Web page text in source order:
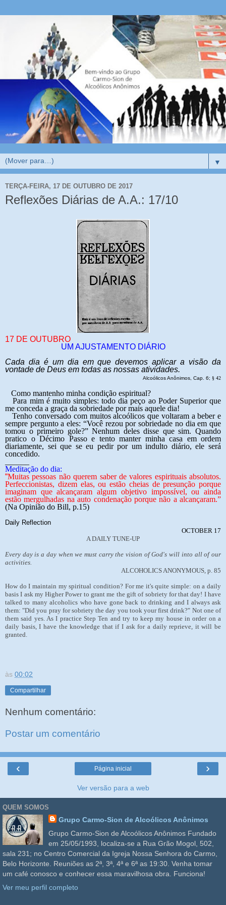
▼
TERÇA-FEIRA, 17 DE OUTUBRO DE 2017
Reflexões Diárias de A.A.: 17/10
17 DE OUTUBRO
UM AJUSTAMENTO DIÁRIO
Cada dia é um dia em que devemos aplicar a visão da
vontade de Deus em todas as nossas atividades.
Alcoólicos Anônimos, Cap. 6; § 42
Como mantenho minha condição espiritual?
Para mim é muito simples: todo dia peço ao Poder Superior que
me conceda a graça da sobriedade por mais aquele dia!
Tenho conversado com muitos alcoólicos que voltaram a beber e
sempre pergunto a eles: “Você rezou por sobriedade no dia em que
tomou o primeiro gole?” Nenhum deles disse que sim. Quando
pratico o Décimo Passo e tento manter minha casa em ordem
diariamente, sei que se eu pedir por um indulto diário, ele será
concedido.
Meditação do dia:
“Muitas pessoas não querem saber de valores espirituais absolutos.
Perfeccionistas, dizem elas, ou estão cheias de presunção porque
imaginam que alcançaram algum objetivo impossível, ou ainda
estão mergulhadas na auto condenação porque não a alcançaram.”
(Na Opinião do Bill, p.15)
Daily Reflection
OCTOBER 17
A DAILY TUNE-UP
Every day is a day when we must carry the vision of God's will into all of our
activities.
ALCOHOLICS ANONYMOUS, p. 85
How do I maintain my spiritual condition? For me it's quite simple: on a daily
basis I ask my Higher Power to grant me the gift of sobriety for that day! I have
talked to many alcoholics who have gone back to drinking and I always ask
them: "Did you pray for sobriety the day you took your first drink?" Not one of
them said yes. As I practice Step Ten and try to keep my house in order on a
daily basis, I have the knowledge that if I ask for a daily reprieve, it will be
granted.
às 00:02
Compartilhar
Nenhum comentário:
Postar um comentário
‹ ›
Página inicial
Ver versão para a web
QUEM SOMOS
Grupo Carmo-Sion de Alcoólicos Anônimos
Grupo Carmo-Sion de Alcoólicos Anônimos Fundado
em 25/05/1993, localiza-se a Rua Grão Mogol, 502,
sala 231; no Centro Comercial da Igreja Nossa Senhora do Carmo,
Belo Horizonte. Reuniões as 2ª, 3ª, 4ª e 6ª as 19:30. Venha tomar
um café conosco e conhecer essa maravilhosa obra. Funciona!
Ver meu perfil completo